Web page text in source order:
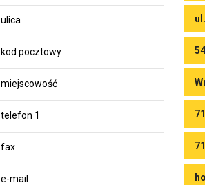
ulica
kod pocztowy
miejscowość
telefon 1
fax
e-mail